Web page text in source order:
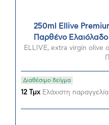
250ml Ellive
Παρθένο Ελαιόλαδο
ELLIVE, extra virgin olive
Διαθέσιμο δείγμα
12 ΤμχΕλάχιστη παραγγελία